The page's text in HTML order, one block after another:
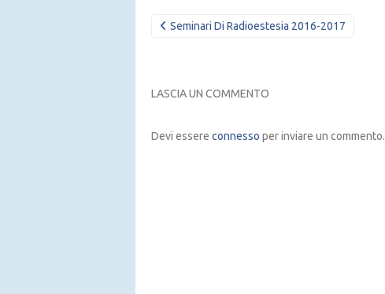
Navigazione
Seminari Di Radioestesia 2016-2017
LASCIA UN COMMENTO
Devi essere connesso per inviare un commento.